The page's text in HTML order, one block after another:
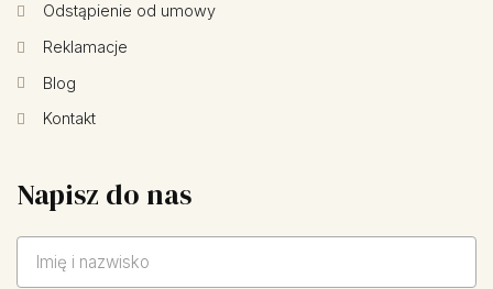
Odstąpienie od umowy
Reklamacje
Blog
Kontakt
Napisz do nas